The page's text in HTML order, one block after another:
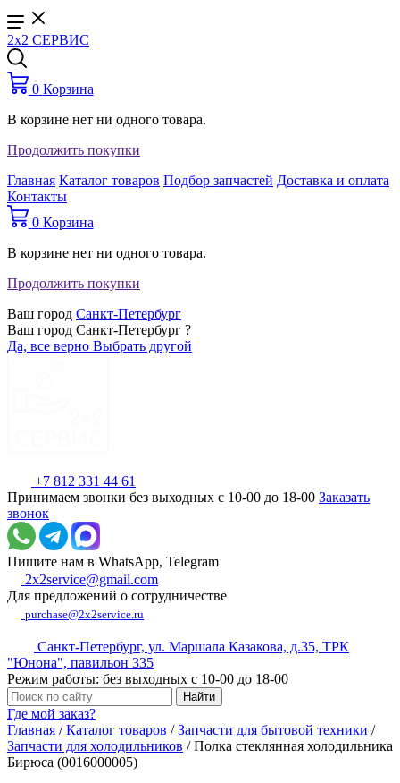
2x2 СЕРВИС
0 Корзина
В корзине нет ни одного товара.
Продолжить покупки
Главная Каталог товаров Подбор запчастей Доставка и оплата
Контакты
0 Корзина
В корзине нет ни одного товара.
Продолжить покупки
Ваш город Санкт-Петербург
Ваш город Санкт-Петербург ?
Да, все верно Выбрать другой
+7 812 331 44 61
Принимаем звонки без выходных с 10-00 до 18-00 Заказать
звонок
Пишите нам в WhatsApp, Telegram
2x2service@gmail.com
Для предложений о сотрудничестве
purchase@2x2service.ru
Санкт-Петербург, ул. Маршала Казакова, д.35, ТРК
"Юнона", павильон 335
Режим работы: без выходных с 10-00 до 18-00
Где мой заказ?
Главная /Каталог товаров /Запчасти для бытовой техники /
Запчасти для холодильников /Полка стеклянная холодильника
Бирюса (0016000005)